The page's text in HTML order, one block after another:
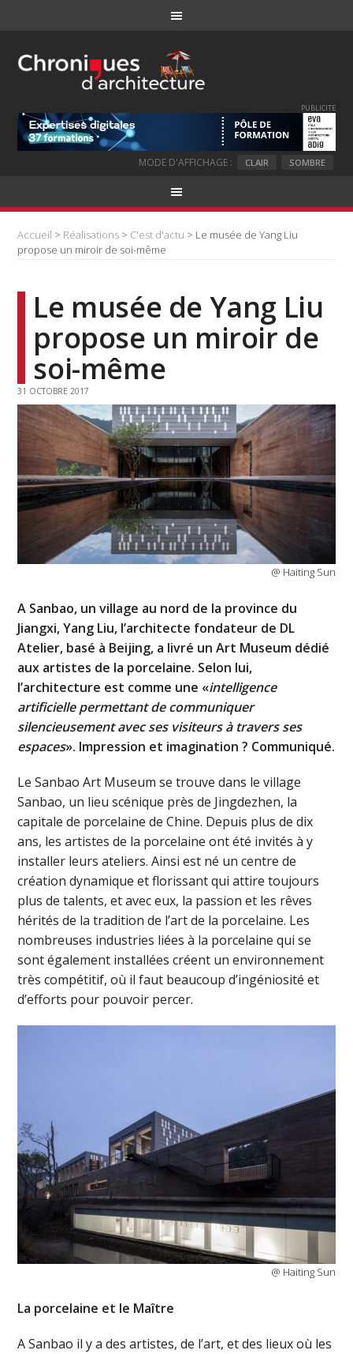
PUBLICITE
MODE D'AFFICHAGE : CLAIR SOMBRE
Accueil > Réalisations > C'est d'actu > Le musée de Yang Liu
propose un miroir de soi-même
Le musée de Yang Liu
propose un miroir de
soi-même
31 OCTOBRE 2017
@ Haiting Sun
A Sanbao, un village au nord de la province du
Jiangxi, Yang Liu, l’architecte fondateur de DL
Atelier, basé à Beijing, a livré un Art Museum dédié
aux artistes de la porcelaine. Selon lui,
l’architecture est comme une «intelligence
artificielle permettant de communiquer
silencieusement avec ses visiteurs à travers ses
espaces». Impression et imagination ? Communiqué.
Le Sanbao Art Museum se trouve dans le village
Sanbao, un lieu scénique près de Jingdezhen, la
capitale de porcelaine de Chine. Depuis plus de dix
ans, les artistes de la porcelaine ont été invités à y
installer leurs ateliers. Ainsi est né un centre de
création dynamique et florissant qui attire toujours
plus de talents, et avec eux, la passion et les rêves
hérités de la tradition de l’art de la porcelaine. Les
nombreuses industries liées à la porcelaine qui se
sont également installées créent un environnement
très compétitif, où il faut beaucoup d’ingéniosité et
d’efforts pour pouvoir percer.
@ Haiting Sun
La porcelaine et le Maître
A Sanbao il y a des artistes, de l’art, et des lieux où les